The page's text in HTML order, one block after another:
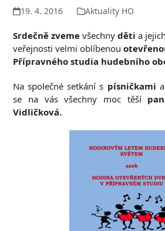
19. 4. 2016 Aktuality HO
Srdečně zveme všechnyděti a jejich
veřejnosti velmi oblíbenou
Přípravného studia hudebního
Na společné setkání s písničkami a
se na vás všechny moc těší
Vidličková.